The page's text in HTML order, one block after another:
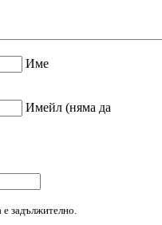
Име
Имейл (няма да
задължително.